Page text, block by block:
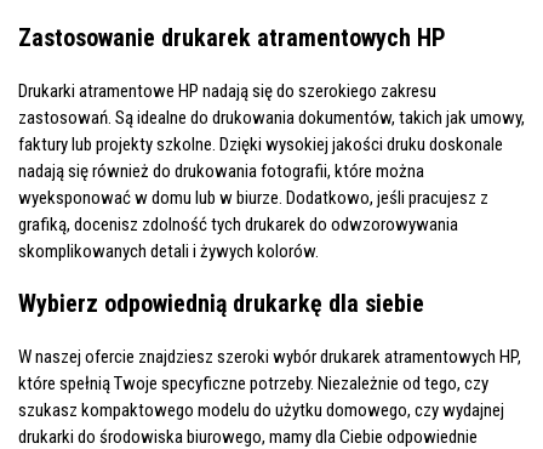
Zastosowanie drukarek atramentowych HP
Drukarki atramentowe HP nadają się do szerokiego zakresu
zastosowań. Są idealne do drukowania dokumentów, takich jak umowy,
faktury lub projekty szkolne. Dzięki wysokiej jakości druku doskonale
nadają się również do drukowania fotografii, które można
wyeksponować w domu lub w biurze. Dodatkowo, jeśli pracujesz z
grafiką, docenisz zdolność tych drukarek do odwzorowywania
skomplikowanych detali i żywych kolorów.
Wybierz odpowiednią drukarkę dla siebie
W naszej ofercie znajdziesz szeroki wybór drukarek atramentowych HP,
które spełnią Twoje specyficzne potrzeby. Niezależnie od tego, czy
szukasz kompaktowego modelu do użytku domowego, czy wydajnej
drukarki do środowiska biurowego, mamy dla Ciebie odpowiednie